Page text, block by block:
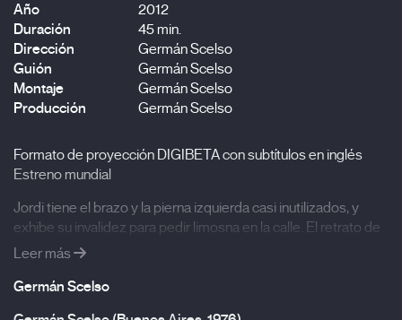
Año
2012
Duración
45 min.
Dirección
Germán Scelso
Guión
Germán Scelso
Montaje
Germán Scelso
Producción
Germán Scelso
Formato de proyección DIGIBETA con subtítulos en inglés
Estreno mundial
Jordi tiene el brazo y la pierna izquierda casi inutilizados, y
exhibe su invalidez para pedir limosna en la calle. El retrato de
este personaje y su relación con el autor, crean un fresco de la
crisis económica.
Leer más
Germán Scelso